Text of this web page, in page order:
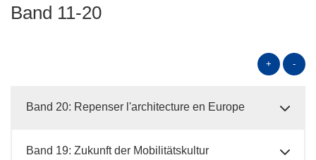
Band 11-20
+ -
Band 20: Repenser l'architecture en Europe
Band 19: Zukunft der Mobilitätskultur